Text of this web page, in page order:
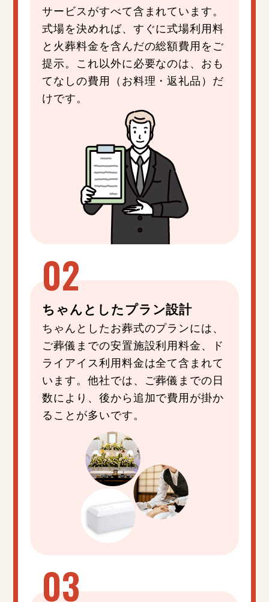
サービスがすべて含まれています。
式場を決めれば、すぐに式場利用料
と火葬料金を含んだの総額費用をご
提示。これ以外に必要なのは、おも
てなしの費用（お料理・返礼品）だ
けです。
ちゃんと したプラン設計
ちゃんとしたお葬式のプランには、
ご葬儀までの安置施設利用料金、ド
ライアイス利用料金は全て含まれて
います。他社では、ご葬儀までの日
数により、後から追加で費用が掛か
ることが多いです。